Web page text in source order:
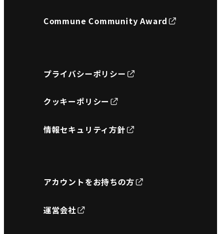
Commune Community Award
プライバシーポリシー
クッキーポリシー
情報セキュリティ方針
アカウントをお持ちの方
運営会社